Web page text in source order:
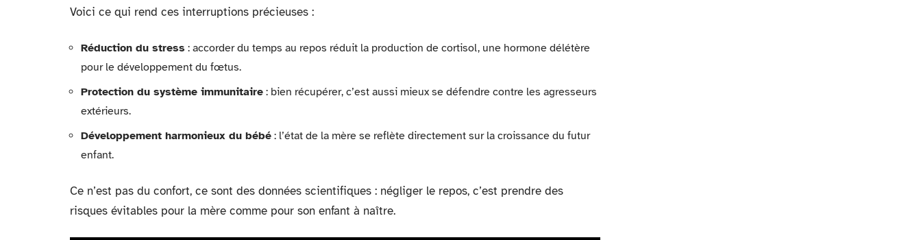
Voici ce qui rend ces interruptions précieuses :
Réduction du stress : accorder du temps au repos réduit la production de cortisol, une hormone délétère
pour le développement du fœtus.
Protection du système immunitaire : bien récupérer, c’est aussi mieux se défendre contre les agresseurs
extérieurs.
Développement harmonieux du bébé : l’état de la mère se reflète directement sur la croissance du futur
enfant.
Ce n’est pas du confort, ce sont des données scientifiques : négliger le repos, c’est prendre des
risques évitables pour la mère comme pour son enfant à naître.